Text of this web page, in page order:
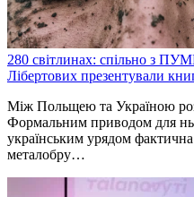
280 світлинах: спільно з
Лібертових презентували
Між Польщею та Україною
Формальним приводом для
українським урядом
металобру…